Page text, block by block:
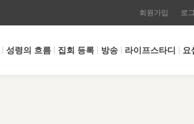
회원가입 로
성령의 흐름 집회 등록 방송 라이프스타디 요